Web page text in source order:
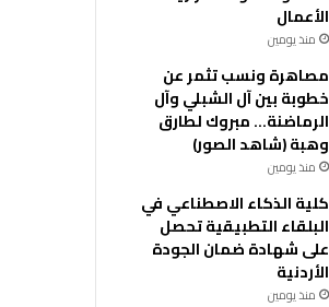
الأعمال
منذ يومين
مصاهرة ونسب تثمر عن
خطوبة بين آل الشبلي وآل
الرماضنة… مبروك لطارق
وهبة (شاهد الصور)
منذ يومين
كلية الذكاء الاصطناعي في
البلقاء التطبيقية تحصل
على شهادة ضمان الجودة
الأردنية
منذ يومين